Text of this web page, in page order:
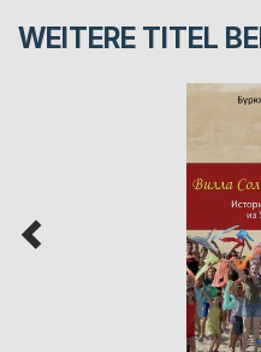
WEITERE TITEL BEI